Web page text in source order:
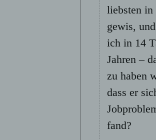
liebsten in
gewis,
ich in 14
Jahren –
zu haben
dass er
fand?